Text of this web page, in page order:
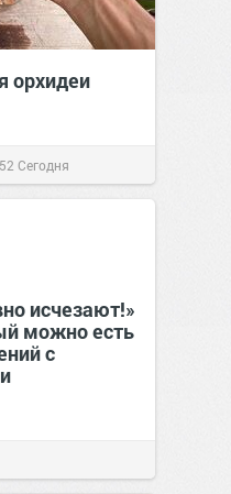
орхидеи
Сегодня
исчезают!»
можно есть
с